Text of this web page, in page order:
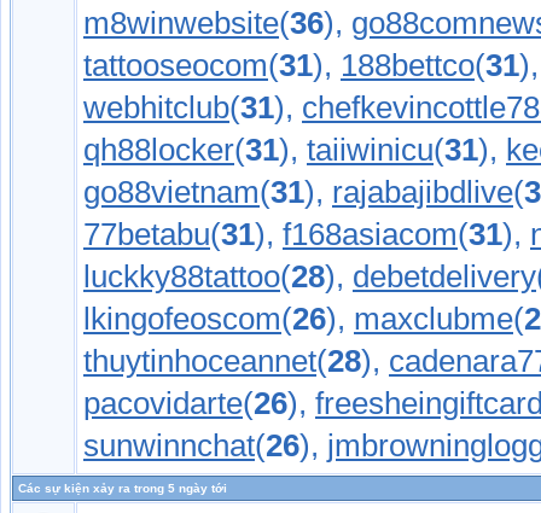
m8winwebsite(36),
tattooseocom(31), 188bettco(31
webhitclub(31),
qh88locker(31), taiiwinicu(31),
go88vietnam(31), rajabajibdlive(
77betabu(31), f168asiacom(31),
luckky88tattoo(28), debetdelivery
lkingofeoscom(26), maxclubme(
thuytinhoceannet(28),
pacovidarte(26),
sunwinnchat(26),
Các sự kiện xảy ra trong 5 ngày tới